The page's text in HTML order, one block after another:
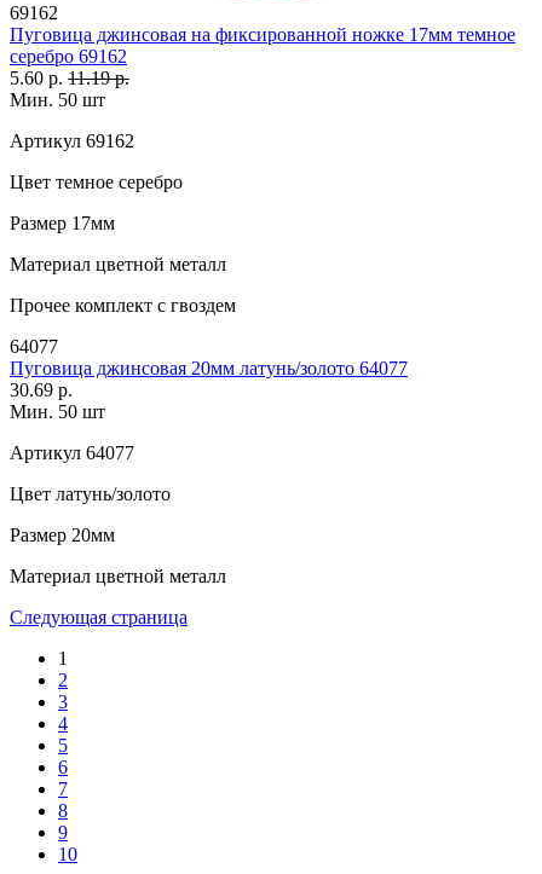
69162
Пуговица джинсовая на фиксированной ножке 17мм темное
серебро 69162
5.60 р. 11.19 р.
Мин. 50 шт
Артикул 69162
Цвет темное серебро
Размер 17мм
Материал цветной металл
Прочее комплект с гвоздем
64077
Пуговица джинсовая 20мм латунь/золото 64077
30.69 р.
Мин. 50 шт
Артикул 64077
Цвет латунь/золото
Размер 20мм
Материал цветной металл
Следующая страница
1
2
3
4
5
6
7
8
9
10